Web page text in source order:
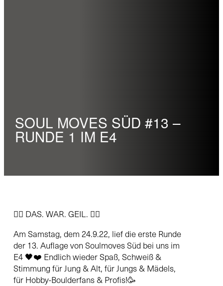
SOUL MOVES SÜD #13 –
RUNDE 1 IM E4
🏴‍☠️ DAS. WAR. GEIL. 🏴‍☠️
Am Samstag, dem 24.9.22, lief die erste Runde
der 13. Auflage von Soulmoves Süd bei uns im
E4 🖤❤️ Endlich wieder Spaß, Schweiß &
Stimmung für Jung & Alt, für Jungs & Mädels,
für Hobby-Boulderfans & Profis!🥳